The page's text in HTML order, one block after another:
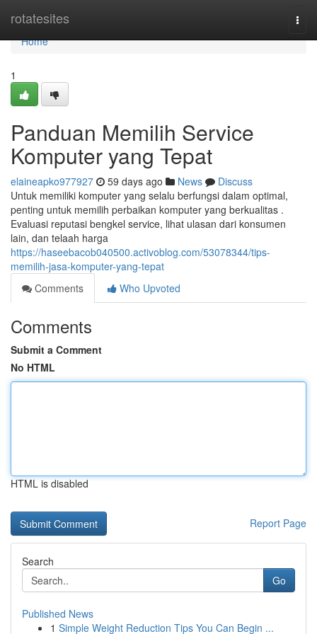
rotatesites
Home
Home
1
Panduan Memilih Service
Komputer yang Tepat
elaineapko977927 59 days ago News
Discuss
Untuk memiliki komputer yang selalu berfungsi dalam optimal,
penting untuk memilih perbaikan komputer yang berkualitas .
Evaluasi reputasi bengkel service, lihat ulasan dari konsumen
lain, dan telaah harga
https://haseebacob040500.activoblog.com/53078344/tips-
memilih-jasa-komputer-yang-tepat
Comments
Who Upvoted
Comments
Submit a Comment
No HTML
HTML is disabled
Report Page
Search
Go
Published News
1 Simple Weight Reduction Tips You Can Begin ...